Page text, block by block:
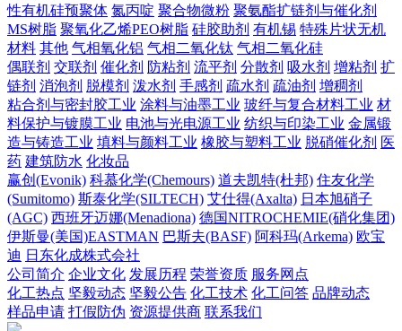
性有机硅预聚体 氮丙啶 聚合物微粉 聚氨酯扩链剂与催化剂
MS树脂 聚氧化乙烯PEO树脂 硅胶助剂 有机锡 特殊片状无机
材料 其他 气相氧化铝 气相二氧化钛 气相二氧化硅
偶联剂 交联剂 催化剂 防粘剂 流平剂 分散剂 吸水剂 增粘剂 扩
链剂 消泡剂 脱模剂 泼水剂 手感剂 疏水剂 疏油剂 增稠剂
粘合剂与密封胶工业 涂料与油墨工业 玻纤与复合材料工业 材
料保护与镀膜工业 电池与光电源工业 纺织与印染工业 金属锻
造与铸造工业 填料与颜料工业 橡胶与塑料工业 脱硝催化剂 医
药 建筑防水 化妆品
赢创(Evonik) 科慕化学(Chemours) 道夫凯特(杜邦) 住友化学
(Sumitomo) 斯泰化学(SILTECH) 艾仕得(Axalta) 日本旭硝子
(AGC) 西班牙迈娜(Menadiona) 德国NITROCHEMIE(硝化集团)
伊斯曼(美国)EASTMAN 巴斯夫(BASF) 阿科玛(Arkema) 欧宝
迪 日东化成株式会社
公司简介 企业文化 发展历程 荣誉资质 服务网点
化工热点 坚毅动态 坚毅公告 化工技术 化工问答 品牌动态
样品申请 打假防伪 资源提供商 联系我们